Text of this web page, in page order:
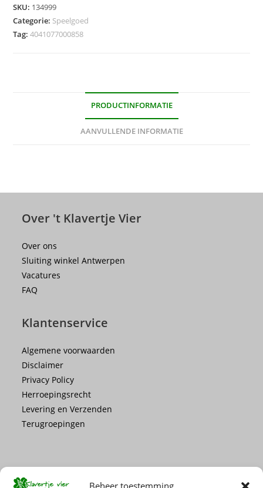
SKU: 134999
Categorie: Speelgoed
Tag:4041077000858
PRODUCTINFORMATIE
AANVULLENDE INFORMATIE
Over 't Klavertje Vier
Over ons
Sluiting winkel Antwerpen
Vacatures
FAQ
Klantenservice
Algemene voorwaarden
Disclaimer
Privacy Policy
Herroepingsrecht
Levering en Verzenden
Terugroepingen